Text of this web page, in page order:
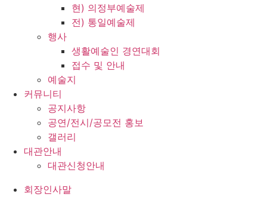
현) 의정부예술제
전) 통일예술제
행사
생활예술인 경연대회
접수 및 안내
예술지
커뮤니티
공지사항
공연/전시/공모전 홍보
갤러리
대관안내
대관신청안내
회장인사말